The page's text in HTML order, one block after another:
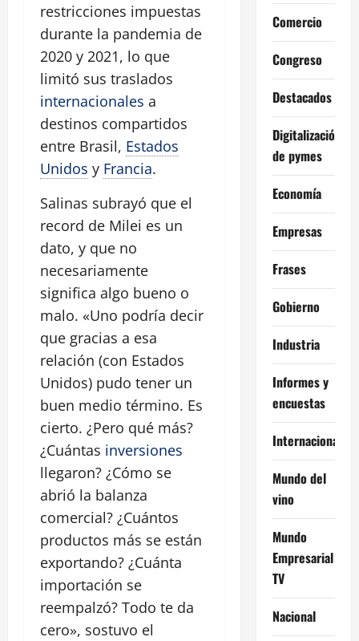
restricciones impuestas
durante la pandemia de
2020 y 2021, lo que
limitó sus traslados
internacionales a
destinos compartidos
entre Brasil, Estados
Unidos y Francia.
Salinas subrayó que el
record de Milei es un
dato, y que no
necesariamente
significa algo bueno o
malo. «Uno podría decir
que gracias a esa
relación (con Estados
Unidos) pudo tener un
buen medio término. Es
cierto. ¿Pero qué más?
¿Cuántas inversiones
llegaron? ¿Cómo se
abrió la balanza
comercial? ¿Cuántos
productos más se están
exportando? ¿Cuánta
importación se
reempalzó? Todo te da
cero», sostuvo el
Comercio
Congreso
Destacados
Digitalización
de pymes
Economía
Empresas
Frases
Gobierno
Industria
Informes y
encuestas
Internacional
Mundo del
vino
Mundo
Empresarial
TV
Nacional